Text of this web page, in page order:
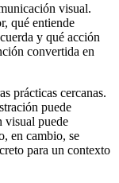
visual.
qué entiende
y qué acción
convertida en
prácticas cercanas.
puede
visual puede
en cambio, se
para un contexto